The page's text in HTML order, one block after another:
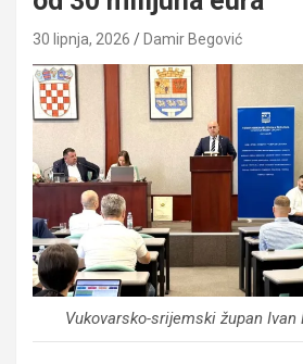
30 lipnja, 2026 Damir Begović
Vukovarsko-srijemski župan